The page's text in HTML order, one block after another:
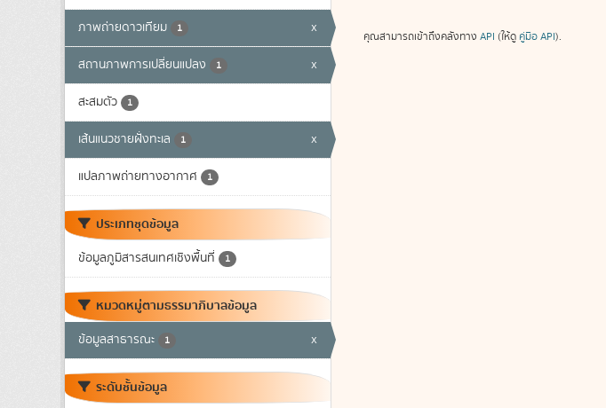
ภาพถ่ายดาวเทียม 1 x
สถานภาพการเปลี่ยนแปลง 1 x
สะสมตัว 1
เส้นแนวชายฝั่งทะเล 1 x
แปลภาพถ่ายทางอากาศ 1
ประเภทชุดข้อมูล
ข้อมูลภูมิสารสนเทศเชิงพื้นที่ 1
หมวดหมู่ตามธรรมาภิบาลข้อมูล
ข้อมูลสาธารณะ 1 x
ระดับชั้นข้อมูล
คุณสามารถเข้าถึงคลังทาง API (ให้ดู คู่มือ API).